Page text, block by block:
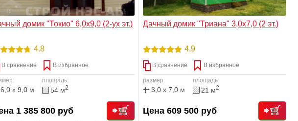
домик "Токио" 6,0х9,0 (2-ух эт.)
4.8
В сравнение В избранное
6,0 x 9,0 м
площадь:
54 м2
1 385 800 руб
Дачный домик "Триана" 3,0х7,0 (2 эт.)
4.9
В сравнение В избранное
размер:
3,0 x 7,0 м
площадь:
21 м2
Цена 609 500 руб